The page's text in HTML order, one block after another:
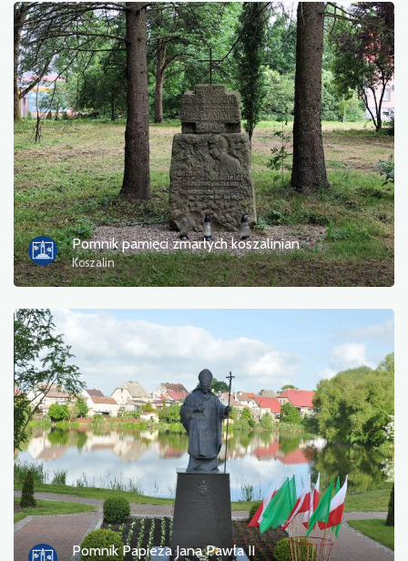
Pomnik pamięci zmarłych koszalinian
Koszalin
Pomnik Papieża Jana Pawła II